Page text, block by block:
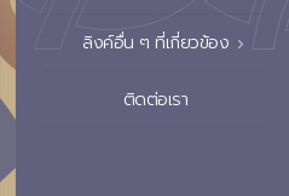
ลิงค์อื่น ๆ ที่เกี่ยวข้อง
ติดต่อเรา